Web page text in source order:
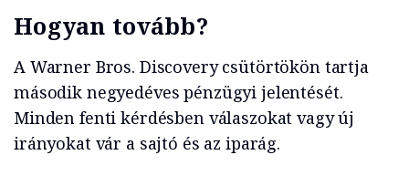
Hogyan tovább?
A Warner Bros. Discovery csütörtökön tartja
második negyedéves pénzügyi jelentését.
Minden fenti kérdésben válaszokat vagy új
irányokat vár a sajtó és az iparág.